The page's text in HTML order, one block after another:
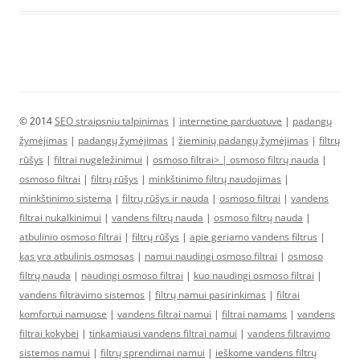
© 2014SEO straipsniu talpinimas | internetine parduotuve | padangų
žymėjimas | padangų žymėjimas | žieminių padangų žymėjimas | filtrų
rūšys | filtrai nugeležinimui | osmoso filtrai> | osmoso filtrų nauda |
osmoso filtrai | filtrų rūšys | minkštinimo filtrų naudojimas |
minkštinimo sistema | filtrų rūšys ir nauda | osmoso filtrai | vandens
filtrai nukalkinimui | vandens filtrų nauda | osmoso filtrų nauda |
atbulinio osmoso filtrai | filtrų rūšys | apie geriamo vandens filtrus |
kas yra atbulinis osmosas | namui naudingi osmoso filtrai | osmoso
filtrų nauda | naudingi osmoso filtrai | kuo naudingi osmoso filtrai |
vandens filtravimo sistemos | filtrų namui pasirinkimas | filtrai
komfortui namuose | vandens filtrai namui | filtrai namams | vandens
filtrai kokybei | tinkamiausi vandens filtrai namui | vandens filtravimo
sistemos namui | filtrų sprendimai namui | ieškome vandens filtrų